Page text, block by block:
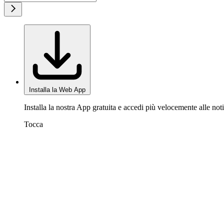
Installa la Web App
Installa la nostra App gratuita e accedi più velocemente alle
Tocca